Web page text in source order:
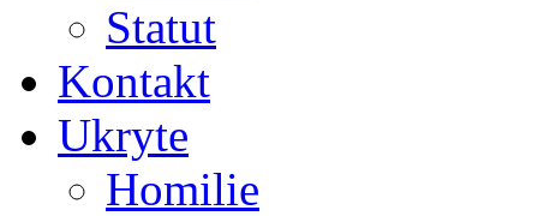
Statut
Kontakt
Ukryte
Homilie